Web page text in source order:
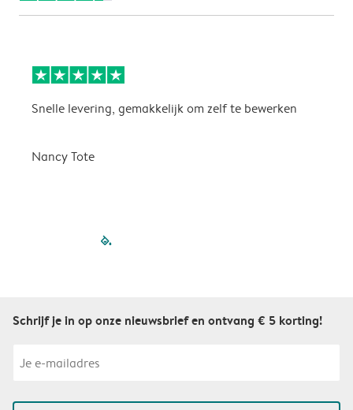
Snelle levering, gemakkelijk om zelf te bewerken
Nancy Tote
filled-pagination
Schrijf je in op onze nieuwsbrief en ontvang € 5 korting!